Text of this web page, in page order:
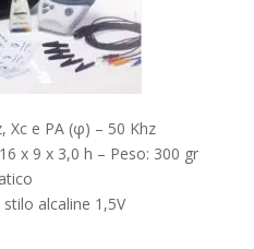
Xc e PA (φ) – 50 Khz
x 9 x 3,0 h – Peso: 300 gr
alcaline 1,5V